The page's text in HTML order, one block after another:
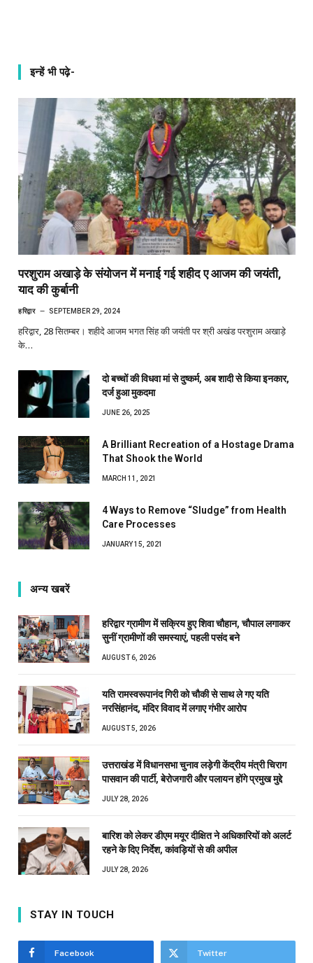
इन्हें भी पढ़े-
परशुराम अखाड़े के संयोजन में मनाई गई शहीद ए आजम की जयंती,
याद की कुर्बानी
हरिद्वार SEPTEMBER 29, 2024
हरिद्वार, 28 सितम्बर। शहीदे आजम भगत सिंह की जयंती पर श्री अखंड परशुराम अखाड़े
के…
दो बच्चों की विधवा मां से दुष्कर्म, अब शादी से किया इनकार,
दर्ज हुआ मुकदमा
JUNE 26, 2025
A Brilliant Recreation of a Hostage Drama
That Shook the World
MARCH 11, 2021
4 Ways to Remove “Sludge” from Health
Care Processes
JANUARY 15, 2021
अन्य खबरें
हरिद्वार ग्रामीण में सक्रिय हुए शिवा चौहान, चौपाल लगाकर
सुनीं ग्रामीणों की समस्याएं, पहली पसंद बने
AUGUST 6, 2026
यति रामस्वरूपानंद गिरी को चौकी से साथ ले गए यति
नरसिंहानंद, मंदिर विवाद में लगाए गंभीर आरोप
AUGUST 5, 2026
उत्तराखंड में विधानसभा चुनाव लड़ेगी केंद्रीय मंत्री चिराग
पासवान की पार्टी, बेरोजगारी और पलायन होंगे प्रमुख मुद्दे
JULY 28, 2026
बारिश को लेकर डीएम मयूर दीक्षित ने अधिकारियों को अलर्ट
रहने के दिए निर्देश, कांवड़ियों से की अपील
JULY 28, 2026
STAY IN TOUCH
Facebook Twitter